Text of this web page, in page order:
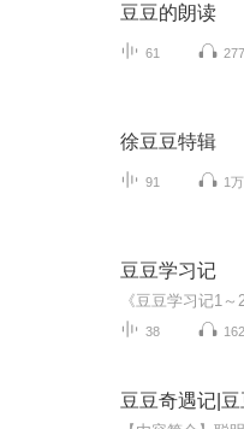
豆豆的朗读
61
徐豆豆特辑
91 1万
豆豆学习记
38
豆豆奇遇记|